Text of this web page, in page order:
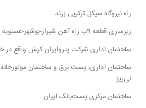
راه نیروگاه سیکل ترکیبی زرند
زیرسازی قطعه 9ب راه آهن شیراز-بوشهر-عسلویه
ساختمان اداری شرکت پتروایران کیش واقع در
ساختمان اداری، پست برق و ساختمان
نی‌ریز
ساختمان مرکزی پست‌بانک ایران